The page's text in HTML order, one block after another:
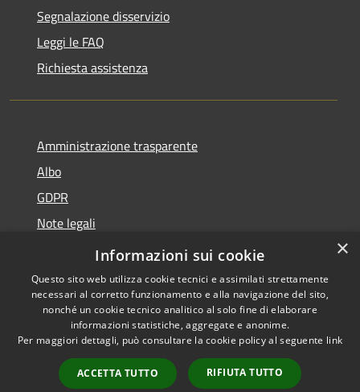
Segnalazione disservizio
Leggi le FAQ
Richiesta assistenza
Amministrazione trasparente
Albo
GDPR
Note legali
Dichiarazione di accessibilità
Accessibilità
Copyright © 2026 • Comune di
Cattolica • Powered by
Municipium•
Accesso
×
Informazioni sui cookie
Questo sito web utilizza cookie tecnici e assimilati strettamente
necessari al corretto funzionamento e alla navigazione del sito,
nonché un cookie tecnico analitico al solo fine di elaborare
informazioni statistiche, aggregate e anonime.
Per maggiori dettagli, può consultare la cookie policy al seguente link
ACCETTA TUTTO RIFIUTA TUTTO